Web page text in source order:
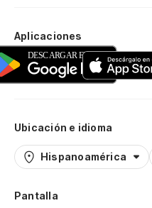
Aplicaciones
Ubicación e idioma
Hispanoamérica
Pantalla